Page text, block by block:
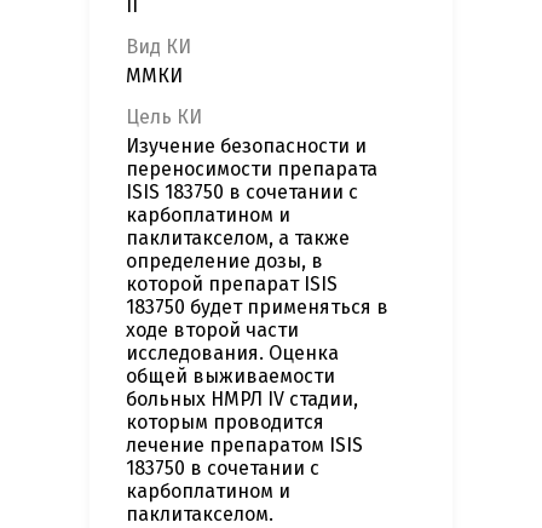
Вид КИ
ММКИ
Цель КИ
Изучение безопасности и
переносимости препарата
ISIS 183750 в сочетании с
карбоплатином и
паклитакселом, а также
определение дозы, в
которой препарат ISIS
183750 будет применяться в
ходе второй части
исследования. Оценка
общей выживаемости
больных НМРЛ IV стадии,
которым проводится
лечение препаратом ISIS
183750 в сочетании с
карбоплатином и
паклитакселом.